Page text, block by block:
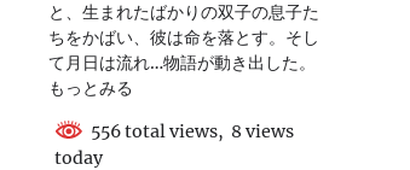
と、生まれたばかりの双子の息子た
ちをかばい、彼は命を落とす。そし
て月日は流れ…物語が動き出した。
もっとみる
556 total views, 8 views
today